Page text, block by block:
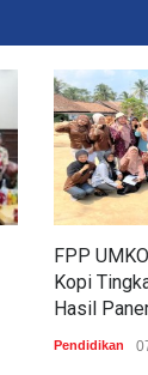
FPP
Kopi
Hasil
Pendidikan